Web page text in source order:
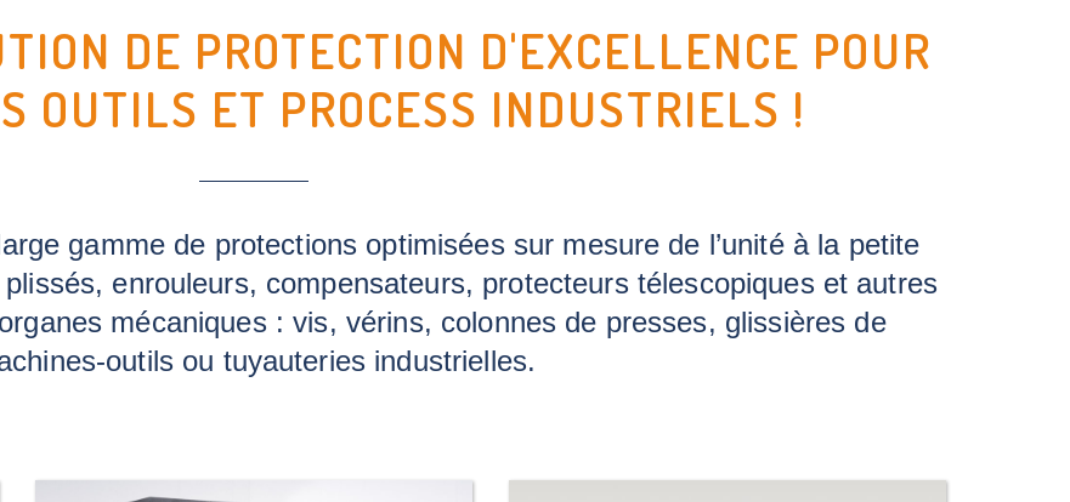
DE PROTECTION D'EXCELLENCE POUR
OUTILS ET PROCESS INDUSTRIELS !
gamme de protections optimisées sur mesure de l’unité à la petite
enrouleurs, compensateurs, protecteurs télescopiques et autres
mécaniques : vis, vérins, colonnes de presses, glissières de
outils ou tuyauteries industrielles.